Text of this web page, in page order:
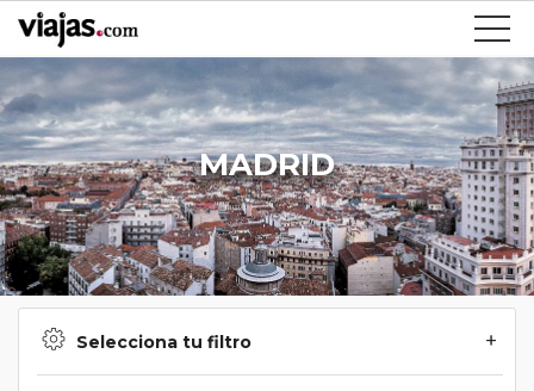
MADRID
Selecciona tu filtro